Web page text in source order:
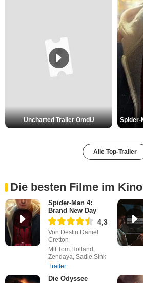
Uncharted Trailer OmdU
Alle Top-Trailer
Die besten Filme im Kino
Spider-Man 4:
Brand New Day
4,3
Von Destin Daniel
Cretton
Mit Tom Holland,
Zendaya, Sadie Sink
Trailer
Die Odyssee